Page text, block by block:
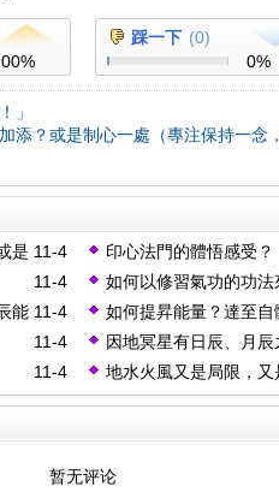
%
踩一下 (0)
0%
」
添？或是制心一處（專注保持一念
11-4
是
間長短
印心法門的體悟感受？
11-4
如何以修習氣功的功
輔助因緣？
11-4
能
如何提昇能量？達至自
11-4
因地冥星有日辰、月
中庸？
11-4
地水火風又是局限，
了。
暂无评论